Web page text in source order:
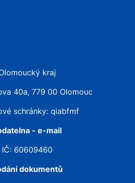
kraj
40a, 779 00 Olomouc
schránky: qiabfmf
- e-mail
IČ: 60609460
dokumentů